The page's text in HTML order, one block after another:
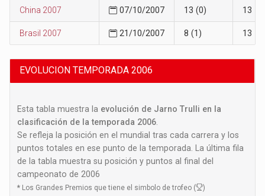
China 2007 07/10/2007 13 (0) 13
Brasil 2007 21/10/2007 8 (1) 13
EVOLUCION TEMPORADA 2006
Esta tabla muestra la evolución de Jarno Trulli en la
clasificación de la temporada 2006
Se refleja la posición en el mundial tras cada carrera y los
puntos totales en ese punto de la temporada. La última fila
de la tabla muestra su posición y puntos al final del
campeonato de 2006
* Los Grandes Premios que tiene el simbolo de trofeo (
)